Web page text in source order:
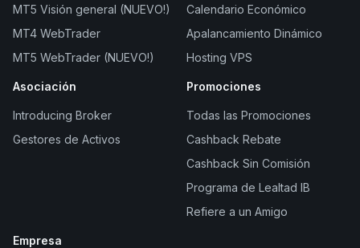
MT5 Visión general (NUEVO!)
MT4 WebTrader
MT5 WebTrader (NUEVO!)
Calendario Económico
Apalancamiento Dinámico
Hosting VPS
Asociación
Introducing Broker
Gestores de Activos
Promociones
Todas las Promociones
Cashback Rebate
Cashback Sin Comisión
Programa de Lealtad IB
Refiere a un Amigo
Empresa